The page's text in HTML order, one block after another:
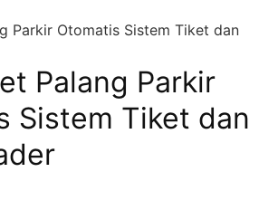
Parkir Otomatis Sistem Tiket dan
Palang Parkir
Sistem Tiket dan